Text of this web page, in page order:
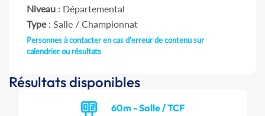
Niveau : Départemental
Type: Salle / Championnat
Personnes à contacter en cas d'erreur de contenu sur
calendrier ou résultats
Résultats disponibles
60m - Salle / TCF